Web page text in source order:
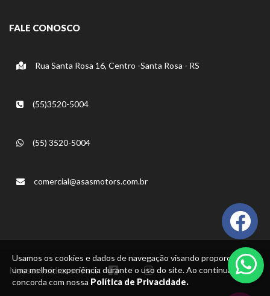
Usamos os cookies e dados de navegação visando proporcionar
uma melhor experiência durante o uso do site. Ao continuar, você
concorda com nossa Política de Privacidade.
FALE CONOSCO
Rua Santa Rosa 16, Centro -Santa Rosa - RS
(55)3520-5004
(55) 3520-5004
comercial@asasmotors.com.br
Nossas mídias sociais: